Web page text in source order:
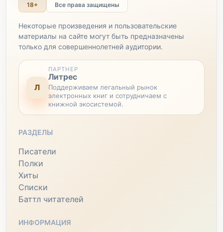
18+ Все права защищены
Некоторые произведения и пользовательские
материалы на сайте могут быть предназначены
только для совершеннолетней аудитории.
Л
ПАРТНЕР
Литрес
Поддерживаем легальный рынок
электронных книг и сотрудничаем с
книжной экосистемой.
РАЗДЕЛЫ
Писатели
Полки
Хиты
Списки
Баттл читателей
ИНФОРМАЦИЯ